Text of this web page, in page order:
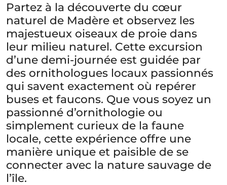
Partez à la découverte du cœur
naturel de Madère et observez les
majestueux oiseaux de proie dans
leur milieu naturel. Cette excursion
d’une demi-journée est guidée par
des ornithologues locaux passionnés
qui savent exactement où repérer
buses et faucons. Que vous soyez un
passionné d’ornithologie ou
simplement curieux de la faune
locale, cette expérience offre une
manière unique et paisible de se
connecter avec la nature sauvage de
l’île.